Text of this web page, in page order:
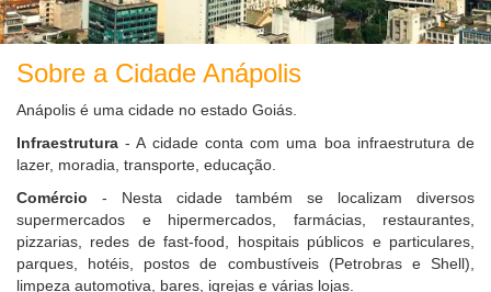
Sobre a Cidade Anápolis
Anápolis é uma cidade no estado Goiás.
Infraestrutura - A cidade conta com uma boa infraestrutura de
lazer, moradia, transporte, educação.
Comércio - Nesta cidade também se localizam diversos
supermercados e hipermercados, farmácias, restaurantes,
pizzarias, redes de fast-food, hospitais públicos e particulares,
parques, hotéis, postos de combustíveis (Petrobras e Shell),
limpeza automotiva, bares, igrejas e várias lojas.